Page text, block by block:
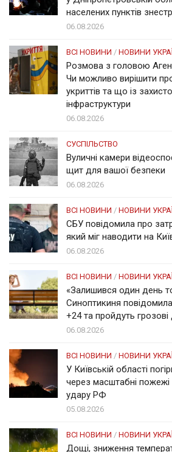
населених пунктів
06.08.2026
ВСІ НОВИНИ / НОВИНИ
Розмова з головою
Чи можливо вирішити
укриттів та що із
інфраструктури
06.08.2026
СУСПІЛЬСТВО
Вуличні камери
щит для вашої безпеки
06.08.2026
ВСІ НОВИНИ / НОВИНИ
СБУ повідомила про
який міг наводити на
06.08.2026
ВСІ НОВИНИ / НОВИНИ
«Залишився один день
Синоптикиня
+24 та пройдуть грозові
06.08.2026
ВСІ НОВИНИ / НОВИНИ
У Київській області
через масштабні пожежі
удару РФ
05.08.2026
ВСІ НОВИНИ / НОВИНИ
Дощі, зниження